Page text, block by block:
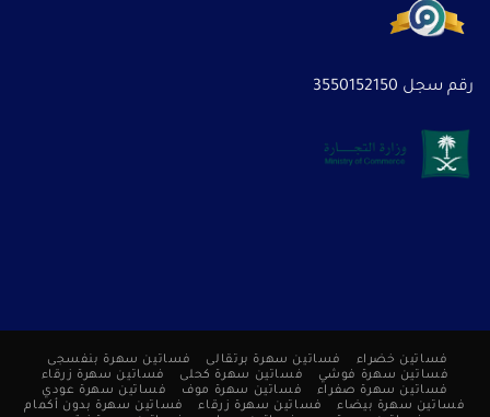
رقم سجل 3550152150
فساتين خضراء فساتين سهرة برتقالى
فساتين سهرة بنفسجى
فساتين سهرة فوشي
فساتين سهرة كحلى
فساتين سهرة زرقاء
فساتين سهرة صفراء
فساتين سهرة موف
فساتين سهرة عودي
فساتين سهرة بيضاء
فساتين سهرة زرقاء
فساتين سهرة بدون أكمام